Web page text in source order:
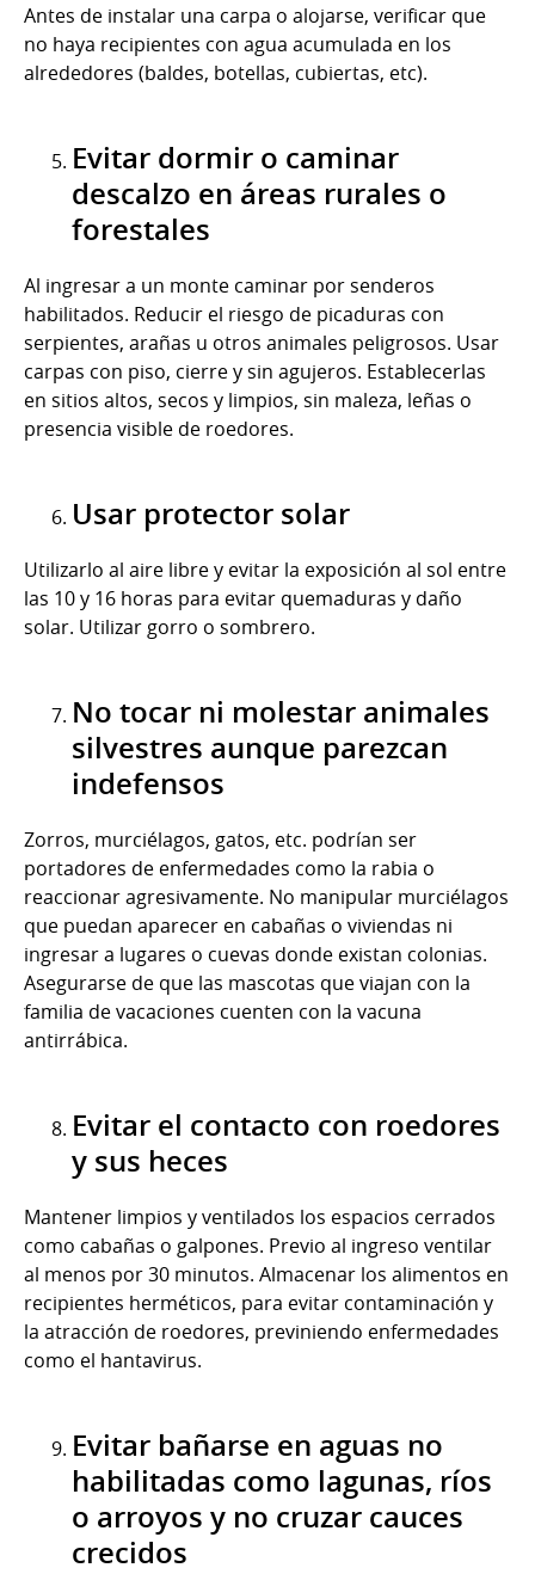
Antes de instalar una carpa o alojarse, verificar que
no haya recipientes con agua acumulada en los
alrededores (baldes, botellas, cubiertas, etc).
Evitar dormir o caminar
descalzo en áreas rurales o
forestales
Al ingresar a un monte caminar por senderos
habilitados. Reducir el riesgo de picaduras con
serpientes, arañas u otros animales peligrosos. Usar
carpas con piso, cierre y sin agujeros. Establecerlas
en sitios altos, secos y limpios, sin maleza, leñas o
presencia visible de roedores.
Usar protector solar
Utilizarlo al aire libre y evitar la exposición al sol entre
las 10 y 16 horas para evitar quemaduras y daño
solar. Utilizar gorro o sombrero.
No tocar ni molestar animales
silvestres aunque parezcan
indefensos
Zorros, murciélagos, gatos, etc. podrían ser
portadores de enfermedades como la rabia o
reaccionar agresivamente. No manipular murciélagos
que puedan aparecer en cabañas o viviendas ni
ingresar a lugares o cuevas donde existan colonias.
Asegurarse de que las mascotas que viajan con la
familia de vacaciones cuenten con la vacuna
antirrábica.
Evitar el contacto con roedores
y sus heces
Mantener limpios y ventilados los espacios cerrados
como cabañas o galpones. Previo al ingreso ventilar
al menos por 30 minutos. Almacenar los alimentos en
recipientes herméticos, para evitar contaminación y
la atracción de roedores, previniendo enfermedades
como el hantavirus.
Evitar bañarse en aguas no
habilitadas como lagunas, ríos
o arroyos y no cruzar cauces
crecidos